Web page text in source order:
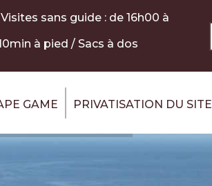
sans guide : de 16h00 à
à pied / Sacs à dos
GAME PRIVATISATION DU SITE